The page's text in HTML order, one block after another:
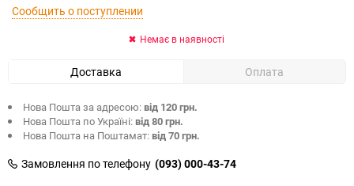
Сообщить о поступлении
Немає в наявності
Доставка Оплата
Нова Пошта за адресою:від 120 грн.
Нова Пошта по Україні:від 80 грн.
Нова Пошта на Поштамат:від 70 грн.
Замовлення по телефону (093) 000-43-74